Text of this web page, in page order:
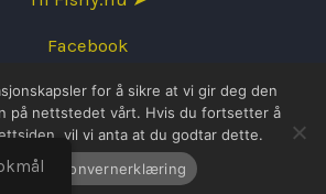
Facebook
English
Svenska
for å sikre at vi gir deg den
på nettstedet vårt. Hvis du fortsetter å
vil vi anta at du godtar dette.
Personvernerklæring